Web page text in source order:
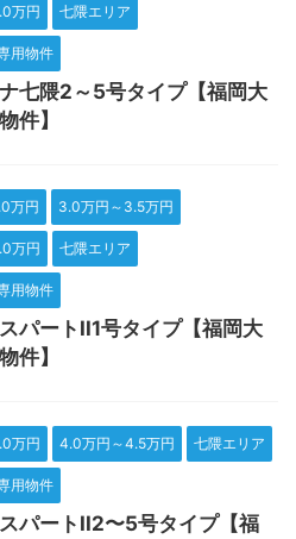
万円 七隈エリア
用物件
七隈2～5号タイプ【福岡大
件】
万円 3.0万円～3.5万円
万円 七隈エリア
用物件
パートII1号タイプ【福岡大
件】
万円 4.0万円～4.5万円 七隈エリア
用物件
パートII2〜5号タイプ【福